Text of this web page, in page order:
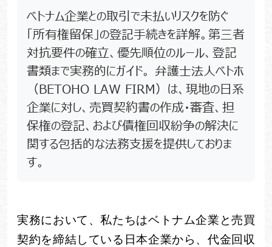
ベトナム企業との取引で未払いリスクを防ぐ
「所有権留保」の登記手続きを詳解。第三者
対抗要件の確立、優先順位のルール、登記
書類まで実務的にガイド。 弁護士法人ベトホ
（BETOHO LAW FIRM）は、現地の日系
企業に対し、売買契約書の作成・審査、担
保権の登記、および債権回収紛争の解決に
関する包括的な法務支援を提供しておりま
す。
実務において、私たちはベトナム企業と売買
契約を締結している日本企業から、代金回収